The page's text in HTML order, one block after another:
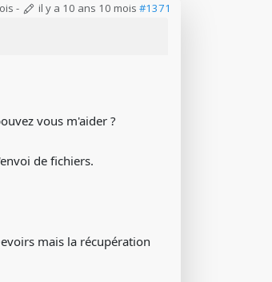
- il y a 10 ans 10 mois #1371
vous m'aider ?
de fichiers.
mais la récupération